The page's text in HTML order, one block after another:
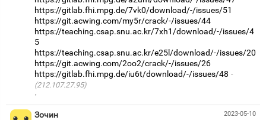
https://gitlab.fhi.mpg.de/7vk0/download/-/issues/51
https://git.acwing.com/my5r/crack/-/issues/44
https://teaching.csap.snu.ac.kr/7xh1/download/-/issues/4
5
https://teaching.csap.snu.ac.kr/e25l/download/-/issues/20
https://git.acwing.com/2oo2/crack/-/issues/26
https://gitlab.fhi.mpg.de/iu6t/download/-/issues/48
(212.107.27.95)
·
2023-05-10
Зочин